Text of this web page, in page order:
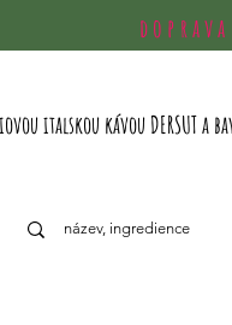
italskou kávou DERSUT a